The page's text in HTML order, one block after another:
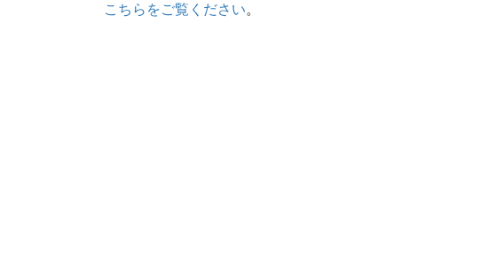
こちらをご覧ください。